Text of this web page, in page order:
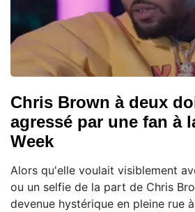
Chris Brown à deux
agressé par une fan à
Week
Alors qu'elle voulait visiblement
ou un selfie de la part de Chris
devenue hystérique en pleine rue